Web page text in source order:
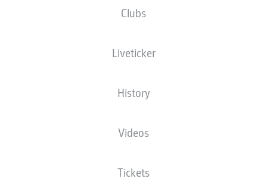
Clubs
Liveticker
History
Videos
Tickets
Die Startaufstellung wird 60 Minuten vor